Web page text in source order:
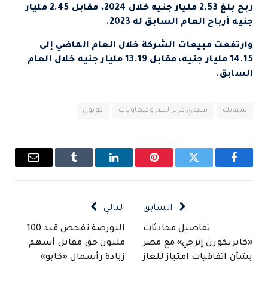
ربح بلغ 2.53 مليار جنيه خلال 2024، مقابل 2.45 مليار
جنيه أرباح العام السابق له 2023.
وارتفعت مبيعات الشركة خلال العام الماضي إلى
14.15 مليار جنيه، مقابل 13.19 مليار جنيه خلال العام
السابق.
سيدبك سيدي كرير للبتروكيماويات كوبون
فيسبوك تويتر بينتيريستلينكدإن Tumblr
البريد
السابق
تفاصيل محادثات
«كابريكورن إنرجي» مع مصر
بشأن اتفاقيات امتياز للغاز
التالي
البورصة تفحص قيد 100
مليون حق مقابل أسهم
زيادة رأسمال «كابو»